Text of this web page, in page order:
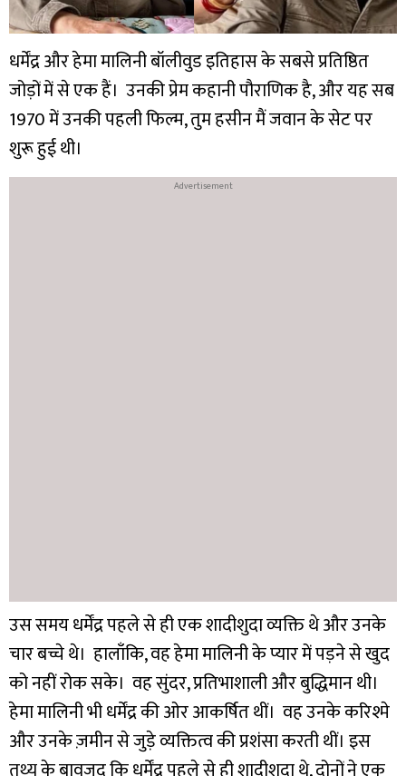
धर्मेंद्र और हेमा मालिनी बॉलीवुड इतिहास के सबसे प्रतिष्ठित
जोड़ों में से एक हैं। उनकी प्रेम कहानी पौराणिक है, और यह सब
1970 में उनकी पहली फिल्म, तुम हसीन मैं जवान के सेट पर
शुरू हुई थी।
उस समय धर्मेंद्र पहले से ही एक शादीशुदा व्यक्ति थे और उनके
चार बच्चे थे। हालाँकि, वह हेमा मालिनी के प्यार में पड़ने से खुद
को नहीं रोक सके। वह सुंदर, प्रतिभाशाली और बुद्धिमान थी।
हेमा मालिनी भी धर्मेंद्र की ओर आकर्षित थीं। वह उनके करिश्मे
और उनके ज़मीन से जुड़े व्यक्तित्व की प्रशंसा करती थीं। इस